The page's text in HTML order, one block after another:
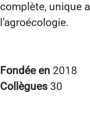
complète, unique
l’agroécologie.
Fondée en 2018
Collègues 30